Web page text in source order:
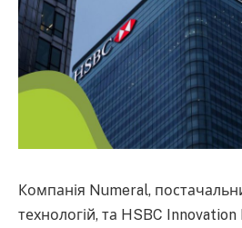
Компанія Numeral,
технологій, та HSBC Innovation